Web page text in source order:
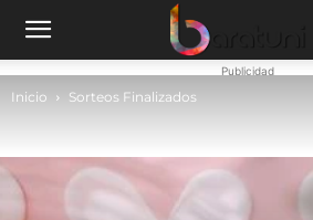
Publicidad
Inicio Sorteos Finalizados